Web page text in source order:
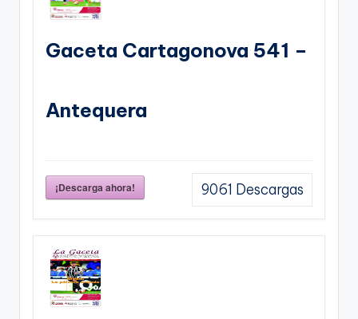
Gaceta Cartagonova 541 –
Antequera
¡Descarga ahora! 9061 Descargas